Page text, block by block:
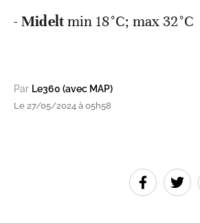
-Mideltmin 18°C; max 32°C
Par Le360 (avec MAP)
Le 27/05/2024 à 05h58